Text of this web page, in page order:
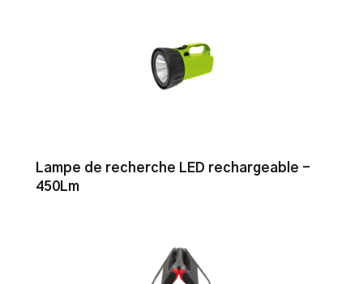
Lampe de recherche LED rechargeable -
450Lm